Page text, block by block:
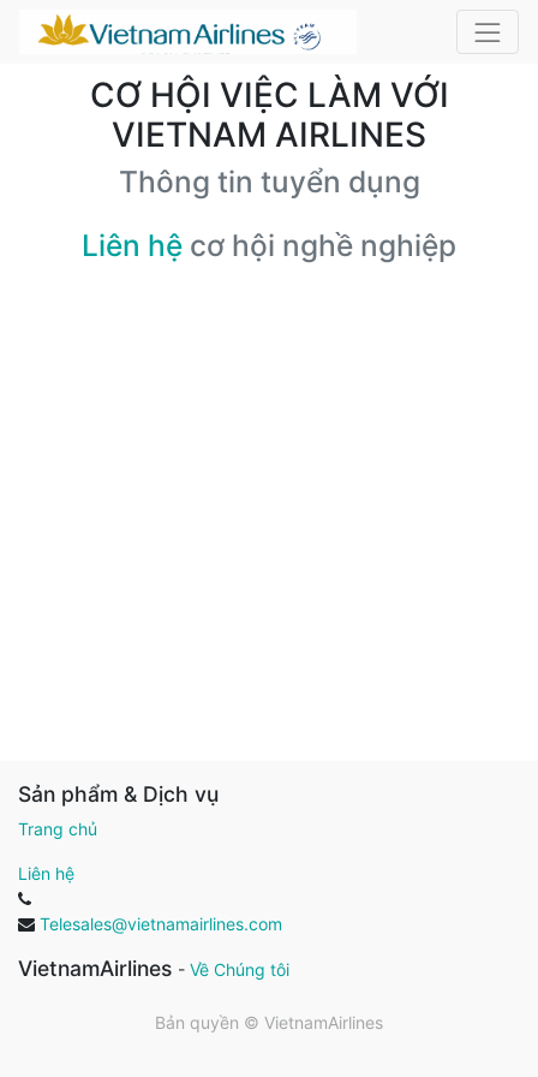
CƠ HỘI VIỆC LÀM VỚI
VIETNAM AIRLINES
Thông tin tuyển dụng
Liên hệ cơ hội nghề nghiệp
Sản phẩm & Dịch vụ
Trang chủ
Liên hệ
Telesales@vietnamairlines.com
VietnamAirlines - Về Chúng tôi
Bản quyền © VietnamAirlines